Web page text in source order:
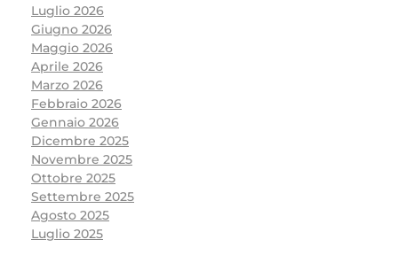
Luglio 2026
Giugno 2026
Maggio 2026
Aprile 2026
Marzo 2026
Febbraio 2026
Gennaio 2026
Dicembre 2025
Novembre 2025
Ottobre 2025
Settembre 2025
Agosto 2025
Luglio 2025